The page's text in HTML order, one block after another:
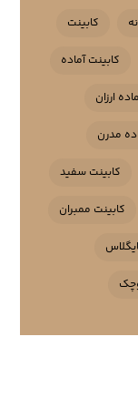
کابینت
کابینت آماده
ارزان
مدرن
کابینت سفید
کابینت ممبران